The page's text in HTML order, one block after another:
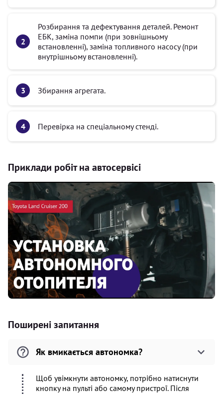
Розбирання та дефектування деталей. Ремонт
ЕБК, заміна помпи (при зовнішньому
встановленні), заміна топливного насосу (при
внутрішньому встановленні).
Збирання агрегата.
Перевірка на спеціальному стенді.
Приклади робіт на автосервісі
Поширені запитання
Як вмикається автономка?
Щоб увімкнути автономку, потрібно натиснути
кнопку на пульті або самому пристрої. Після